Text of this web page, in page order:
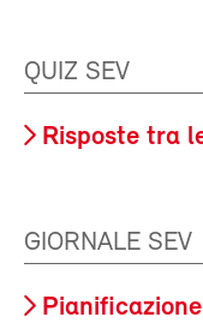
QUIZ SEV
Risposte tra
GIORNALE SEV